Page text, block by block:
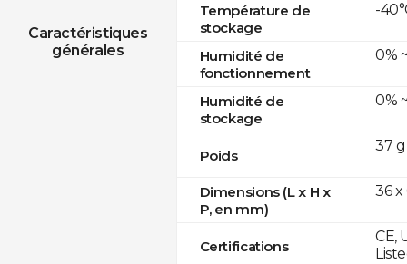
Caractéristiques
générales
Température de
stockage
Humidité de
fonctionnement
Humidité de
stockage
Poids
Dimensions (L x H x
P, en mm)
Certifications
-
0%
0%
37 g
36 x
CE,